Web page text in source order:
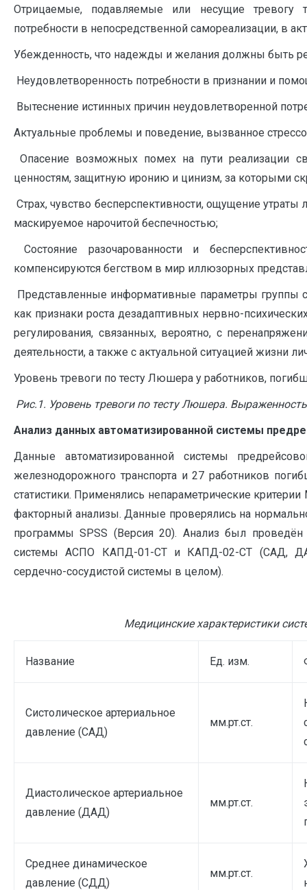
Отрицаемые, подавляемые или несущие тревогу
потребности в непосредственной самореализации, в
Убежденность, что надежды и желания должны быть
Неудовлетворенность потребности в признании и
Вытеснение истинных причин неудовлетворенной
Актуальные проблемы и поведение, вызванное
Опасение возможных помех на пути реализации
ценностям, защитную иронию и цинизм, за которыми
Страх, чувство бесперспективности, ощущение
маскируемое нарочитой беспечностью;
Состояние разочарованности и
компенсируются бегством в мир иллюзорных
Представленные информативные параметры группы
как признаки роста дезадаптивных нервно-
регулирования, связанных, вероятно, с
деятельности, а также с актуальной ситуацией жизни
Уровень тревоги по тесту Люшера у работников,
Рис.1. Уровень тревоги по тесту Люшера.
Анализ данных автоматизированной системы
Данные автоматизированной системы
железнодорожного транспорта и 27 работников
статистики. Применялись непараметрические
факторный анализы. Данные проверялись на
программы SPSS (Версия 20). Анализ был
системы АСПО КАПД-01-СТ и КАПД-02-СТ (САД, ДАД,
сердечно-сосудистой системы в целом).
Медицинские характеристики
Название Ед. изм.
Систолическое артериальное
давление (САД)
мм.рт.ст.
Диастолическое артериальное
давление (ДАД)
мм.рт.ст.
Среднее динамическое
давление (СДД)
мм.рт.ст.